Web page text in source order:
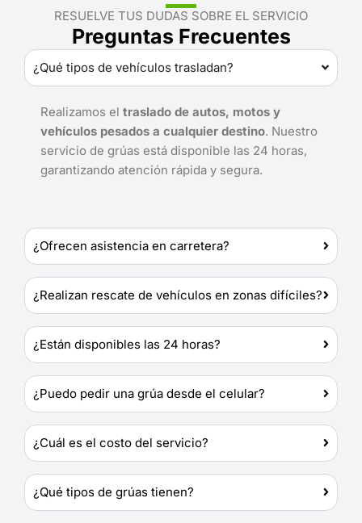
RESUELVE TUS DUDAS SOBRE EL SERVICIO
Preguntas Frecuentes
¿Qué tipos de vehículos trasladan?
Realizamos el traslado de autos, motos y
vehículos pesados a cualquier destino. Nuestro
servicio de grúas está disponible las 24 horas,
garantizando atención rápida y segura.
¿Ofrecen asistencia en carretera?
¿Realizan rescate de vehículos en zonas difíciles?
¿Están disponibles las 24 horas?
¿Puedo pedir una grúa desde el celular?
¿Cuál es el costo del servicio?
¿Qué tipos de grúas tienen?